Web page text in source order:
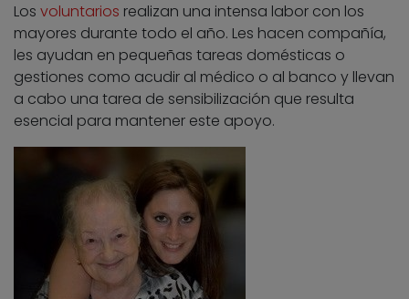
Los voluntarios realizan una intensa labor con los
mayores durante todo el año. Les hacen compañía,
les ayudan en pequeñas tareas domésticas o
gestiones como acudir al médico o al banco y llevan
a cabo una tarea de sensibilización que resulta
esencial para mantener este apoyo.